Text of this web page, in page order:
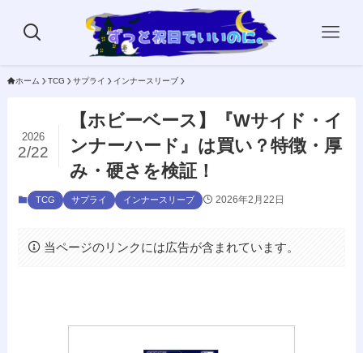
ホーム TCG サプライ インナースリーブ
【ホビーベース】『Wサイド・イ
ンナーハード』は買い？特徴・厚
み・硬さを検証！
2026
2/22
TCG サプライ インナースリーブ 2026年2月22日
当ページのリンクには広告が含まれています。